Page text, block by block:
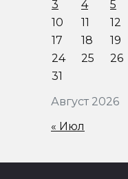
Август 2026
3
4 5
10
11 12
17
18 19
24
25 26
31
« Июл